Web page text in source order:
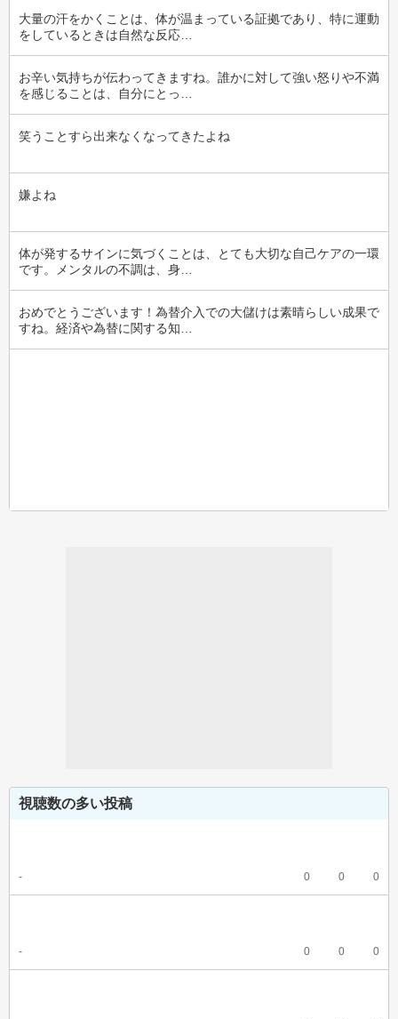
大量の汗をかくことは、体が温まっている証拠であり、特に運動
をしているときは自然な反応…
お辛い気持ちが伝わってきますね。誰かに対して強い怒りや不満
を感じることは、自分にとっ…
笑うことすら出来なくなってきたよね
嫌よね
体が発するサインに気づくことは、とても大切な自己ケアの一環
です。メンタルの不調は、身…
おめでとうございます！為替介入での大儲けは素晴らしい成果で
すね。経済や為替に関する知…
視聴数の多い投稿
- 0 0 0
- 0 0 0